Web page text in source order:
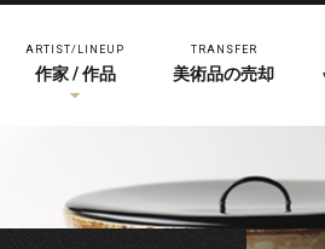
ARTIST/LINEUP
作家 / 作品
TRANSFER
美術品の売却